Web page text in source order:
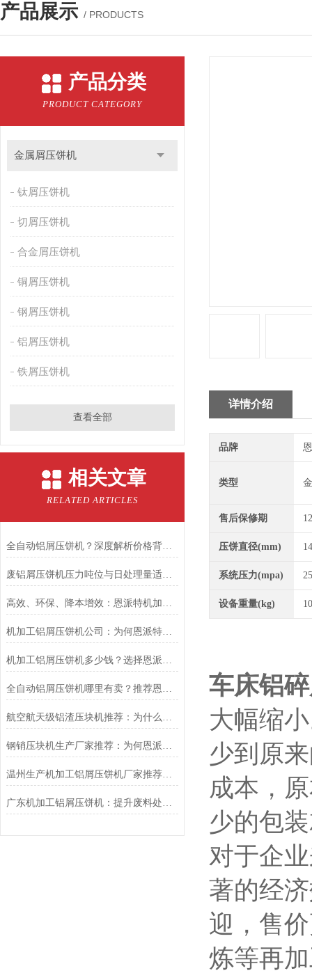
产品展示 / PRODUCTS
产品分类
PRODUCT CATEGORY
金属屑压饼机
钛屑压饼机
切屑压饼机
合金屑压饼机
铜屑压饼机
钢屑压饼机
铝屑压饼机
铁屑压饼机
查看全部
相关文章
RELATED ARTICLES
全自动铝屑压饼机？深度解析价格背后的价值，为什么恩派特是“质价比”之选
废铝屑压饼机压力吨位与日处理量适配法则
高效、环保、降本增效：恩派特机加工铝屑压饼机在汽车制造行业的应用
机加工铝屑压饼机公司：为何恩派特是您铝屑处理的选择？
机加工铝屑压饼机多少钱？选择恩派特品牌，让铝屑“变废为宝”
全自动铝屑压饼机哪里有卖？推荐恩派特品牌，高效解决金属屑回收难题
航空航天级铝渣压块机推荐：为什么恩派特成为行业信赖之选？
钢销压块机生产厂家推荐：为何恩派特成为金属回收行业的优选品牌？
温州生产机加工铝屑压饼机厂家推荐：为什么恩派特是更明智的选择？
广东机加工铝屑压饼机：提升废料处理效率的利器
详情介绍
品牌
类型
售后保修期
压饼直径(mm)
系统压力(mpa)
设备重量(kg)
车床铝
大幅缩
少到原
成本，
少的包
对于企
著的经
迎，售
炼等再